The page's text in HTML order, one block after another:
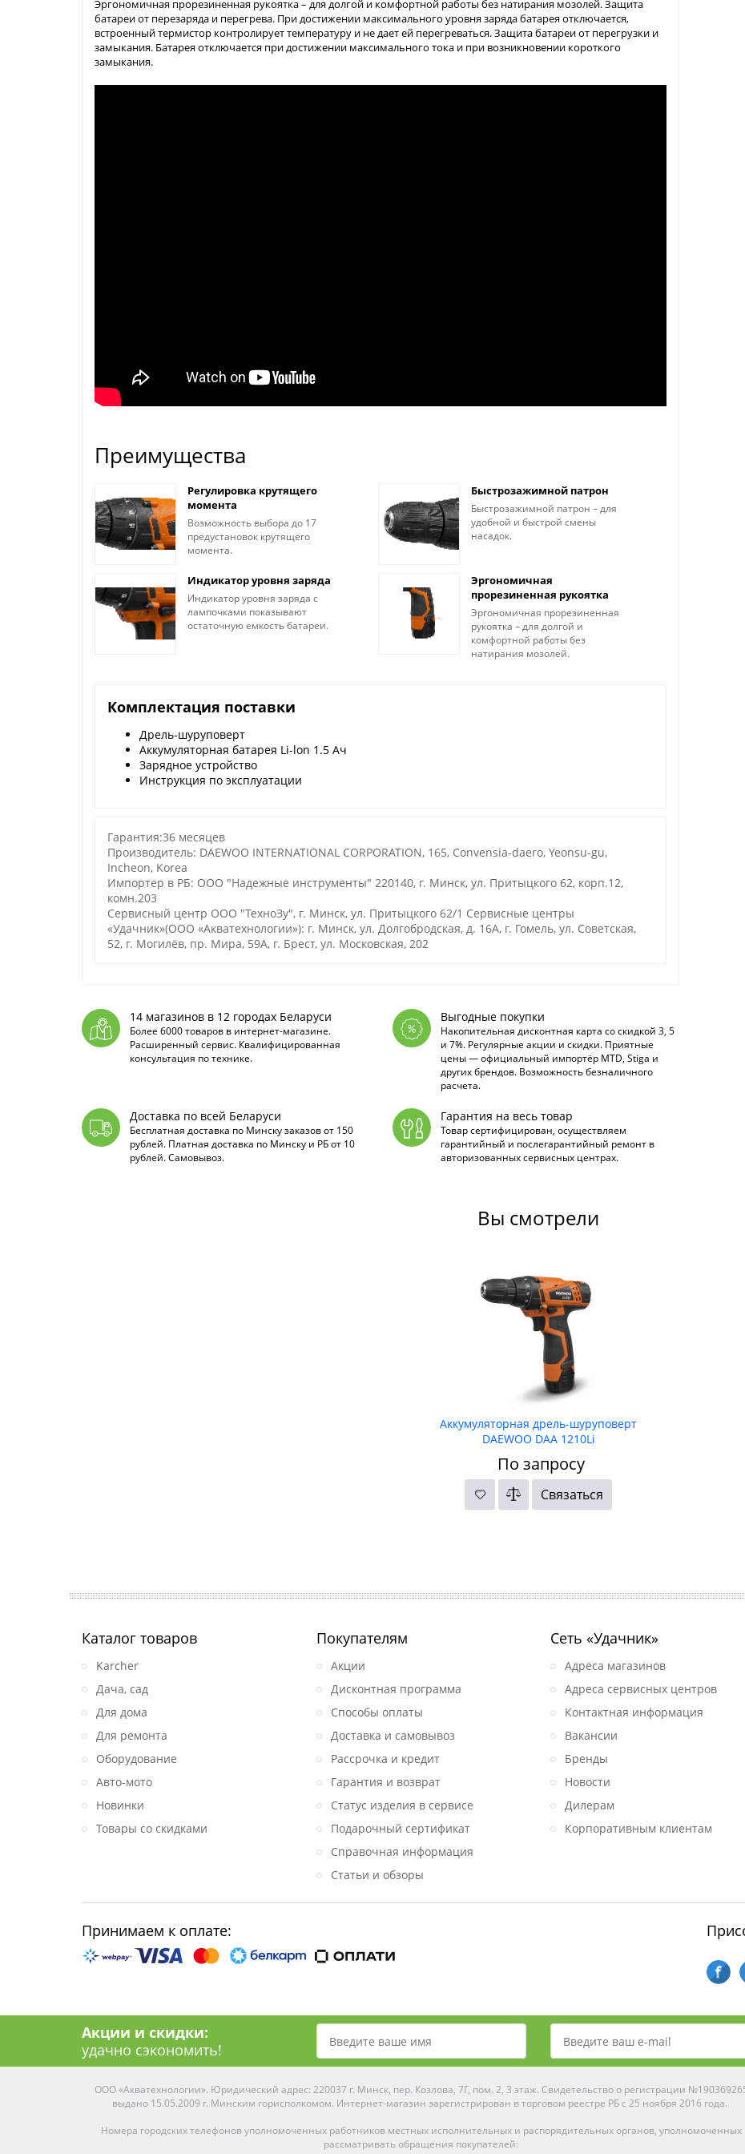
Эргономичная прорезиненная рукоятка – для долгой и комфортной работы без натирания мозолей. Защита
батареи от перезаряда и перегрева. При достижении максимального уровня заряда батарея отключается,
встроенный термистор контролирует температуру и не дает ей перегреваться. Защита батареи от перегрузки и
замыкания. Батарея отключается при достижении максимального тока и при возникновении короткого
замыкания.
Преимущества
Регулировка крутящего
момента
Возможность выбора до 17
предустановок крутящего
момента.
Быстрозажимной патрон
Быстрозажимной патрон – для
удобной и быстрой смены
насадок.
Индикатор уровня заряда
Индикатор уровня заряда с
лампочками показывают
остаточную емкость батареи.
Эргономичная
прорезиненная рукоятка
Эргономичная прорезиненная
рукоятка – для долгой и
комфортной работы без
натирания мозолей.
Комплектация поставки
Дрель-шуруповерт
Аккумуляторная батарея Li-lon 1.5 Ач
Зарядное устройство
Инструкция по эксплуатации
Гарантия:36 месяцев
Производитель: DAEWOO INTERNATIONAL CORPORATION, 165, Convensia-daero, Yeonsu-gu,
Incheon, Korea
Импортер в РБ: ООО "Надежные инструменты" 220140, г. Минск, ул. Притыцкого 62, корп.12,
комн.203
Сервисный центр ООО "ТехноЗу", г. Минск, ул. Притыцкого 62/1 Сервисные центры
«Удачник»(ООО «Акватехнологии»): г. Минск, ул. Долгобродская, д. 16А, г. Гомель, ул. Советская,
52, г. Могилёв, пр. Мира, 59А, г. Брест, ул. Московская, 202
14 магазинов в 12 городах Беларуси
Более 6000 товаров в интернет-магазине.
Расширенный сервис. Квалифицированная
консультация по технике.
Выгодные покупки
Накопительная дисконтная карта со скидкой 3, 5
и 7%. Регулярные акции и скидки. Приятные
цены — официальный импортёр MTD, Stiga и
других брендов. Возможность безналичного
расчета.
Доставка по всей Беларуси
Бесплатная доставка по Минску заказов от 150
рублей. Платная доставка по Минску и РБ от 10
рублей. Самовывоз.
Гарантия на весь товар
Товар сертифицирован, осуществляем
гарантийный и послегарантийный ремонт в
авторизованных сервисных центрах.
Вы смотрели
Аккумуляторная дрель-шуруповерт
DAEWOO DAA 1210Li
По запросу
Связаться
Каталог товаров
Karcher
Дача, сад
Для дома
Для ремонта
Оборудование
Авто-мото
Новинки
Товары со скидками
Покупателям
Акции
Дисконтная программа
Способы оплаты
Доставка и самовывоз
Рассрочка и кредит
Гарантия и возврат
Статус изделия в сервисе
Подарочный сертификат
Справочная информация
Статьи и обзоры
Сеть «Удачник»
Адреса магазинов
Адреса сервисных центров
Контактная информация
Вакансии
Бренды
Новости
Дилерам
Корпоративным клиентам
Принимаем к оплате:
Акции и скидки:
удачно сэкономить!
ООО «Акватехнологии». Юридический адрес: 220037 г. Минск, пер. Козлова, 7Г, пом. 2, 3 этаж. Свидетельство о регистрации
выдано 15.05.2009 г. Минским горисполкомом. Интернет-магазин зарегистрирован в торговом реестре РБ с 25 ноября 2016 года.
Номера городских телефонов уполномоченных работников местных исполнительных и распорядительных органов, уполномоченных
рассматривать обращения покупателей: